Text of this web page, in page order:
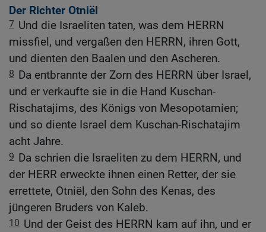
Der Richter Otniël
7 Und die Israeliten taten, was dem HERRN
missfiel, und vergaßen den HERRN, ihren Gott,
und dienten den Baalen und den Ascheren.
8 Da entbrannte der Zorn des HERRN über Israel,
und er verkaufte sie in die Hand Kuschan-
Rischatajims, des Königs von Mesopotamien;
und so diente Israel dem Kuschan-Rischatajim
acht Jahre.
9 Da schrien die Israeliten zu dem HERRN, und
der HERR erweckte ihnen einen Retter, der sie
errettete, Otniël, den Sohn des Kenas, des
jüngeren Bruders von Kaleb.
10 Und der Geist des HERRN kam auf ihn, und er